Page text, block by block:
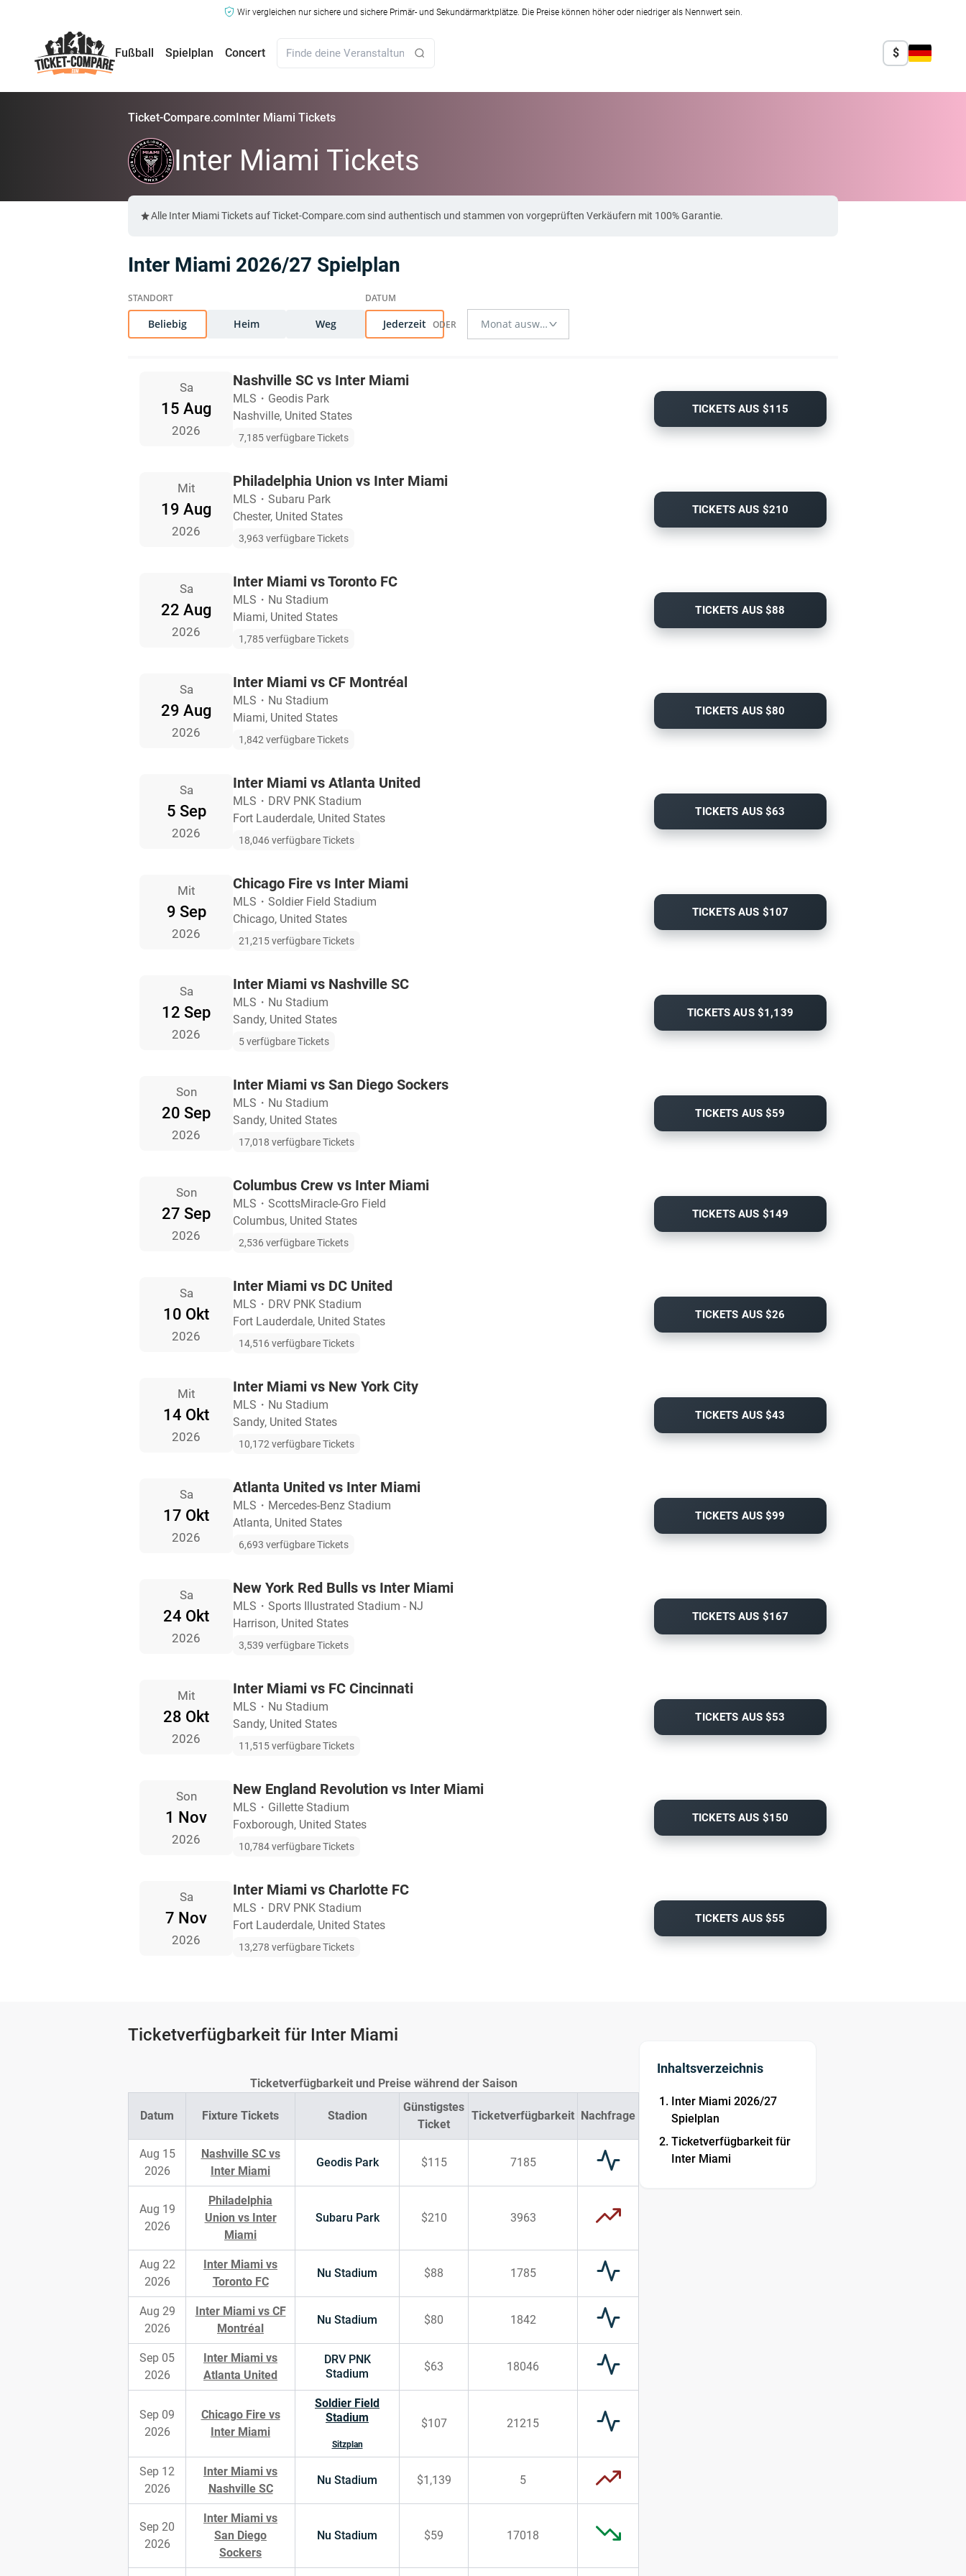
Wir vergleichen nur sichere und sichere Primär- und Sekundärmarktplätze. Die Preise können höher oder niedriger als Nennwert sein.
Fußball Spielplan Concert $
Ticket-Compare.comInter Miami Tickets
Inter Miami Tickets
Alle Inter Miami Tickets auf Ticket-Compare.com sind authentisch und stammen von vorgeprüften Verkäufern mit 100% Garantie.
Inter Miami 2026/27 Spielplan
Beliebig Heim Weg Jederzeit
Sa
15 Aug
2026
Nashville SC vs Inter Miami
MLS ・ Geodis Park
Nashville, United States
7,185 verfügbare Tickets
TICKETS AUS $115
Mit
19 Aug
2026
Philadelphia Union vs Inter Miami
MLS ・ Subaru Park
Chester, United States
3,963 verfügbare Tickets
TICKETS AUS $210
Sa
22 Aug
2026
Inter Miami vs Toronto FC
MLS ・ Nu Stadium
Miami, United States
1,785 verfügbare Tickets
TICKETS AUS $88
Sa
29 Aug
2026
Inter Miami vs CF Montréal
MLS ・ Nu Stadium
Miami, United States
1,842 verfügbare Tickets
TICKETS AUS $80
Sa
5 Sep
2026
Inter Miami vs Atlanta United
MLS ・ DRV PNK Stadium
Fort Lauderdale, United States
18,046 verfügbare Tickets
TICKETS AUS $63
Mit
9 Sep
2026
Chicago Fire vs Inter Miami
MLS ・ Soldier Field Stadium
Chicago, United States
21,215 verfügbare Tickets
TICKETS AUS $107
Sa
12 Sep
2026
Inter Miami vs Nashville SC
MLS ・ Nu Stadium
Sandy, United States
5 verfügbare Tickets
TICKETS AUS $1,139
Son
20 Sep
2026
Inter Miami vs San Diego Sockers
MLS ・ Nu Stadium
Sandy, United States
17,018 verfügbare Tickets
TICKETS AUS $59
Son
27 Sep
2026
Columbus Crew vs Inter Miami
MLS ・ ScottsMiracle-Gro Field
Columbus, United States
2,536 verfügbare Tickets
TICKETS AUS $149
Sa
10 Okt
2026
Inter Miami vs DC United
MLS ・ DRV PNK Stadium
Fort Lauderdale, United States
14,516 verfügbare Tickets
TICKETS AUS $26
Mit
14 Okt
2026
Inter Miami vs New York City
MLS ・ Nu Stadium
Sandy, United States
10,172 verfügbare Tickets
TICKETS AUS $43
Sa
17 Okt
2026
Atlanta United vs Inter Miami
MLS ・ Mercedes-Benz Stadium
Atlanta, United States
6,693 verfügbare Tickets
TICKETS AUS $99
Sa
24 Okt
2026
New York Red Bulls vs Inter Miami
MLS ・ Sports Illustrated Stadium - NJ
Harrison, United States
3,539 verfügbare Tickets
TICKETS AUS $167
Mit
28 Okt
2026
Inter Miami vs FC Cincinnati
MLS ・ Nu Stadium
Sandy, United States
11,515 verfügbare Tickets
TICKETS AUS $53
Son
1 Nov
2026
New England Revolution vs Inter Miami
MLS ・ Gillette Stadium
Foxborough, United States
10,784 verfügbare Tickets
TICKETS AUS $150
Sa
7 Nov
2026
Inter Miami vs Charlotte FC
MLS ・ DRV PNK Stadium
Fort Lauderdale, United States
13,278 verfügbare Tickets
TICKETS AUS $55
Ticketverfügbarkeit für Inter Miami
Ticketverfügbarkeit und Preise während der Saison
Datum Fixture Tickets Stadion
Günstigstes
Ticket
Ticketverfügbarkeit Nachfrage
Aug 15
2026
Nashville SC vs
Inter Miami
Geodis Park $115 7185
Aug 19
2026
Philadelphia
Union vs Inter
Miami
Subaru Park $210 3963
Aug 22
2026
Inter Miami vs
Toronto FC
Nu Stadium $88 1785
Aug 29
2026
Inter Miami vs CF
Montréal
Nu Stadium $80 1842
Sep 05
2026
Inter Miami vs
Atlanta United
DRV PNK
Stadium
$63 18046
Sep 09
2026
Chicago Fire vs
Inter Miami
Soldier Field
Stadium
Sitzplan
$107 21215
Sep 12
2026
Inter Miami vs
Nashville SC
Nu Stadium $1,139 5
Sep 20
2026
Inter Miami vs
San Diego
Sockers
Nu Stadium $59 17018
Inhaltsverzeichnis
Inter Miami 2026/27
Spielplan
Ticketverfügbarkeit für
Inter Miami